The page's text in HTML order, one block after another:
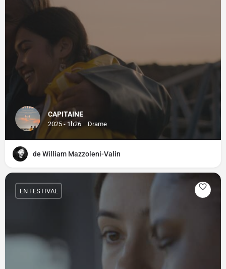
CAPITAINE
2025 - 1h26 Drame
de William Mazzoleni-Valin
EN FESTIVAL